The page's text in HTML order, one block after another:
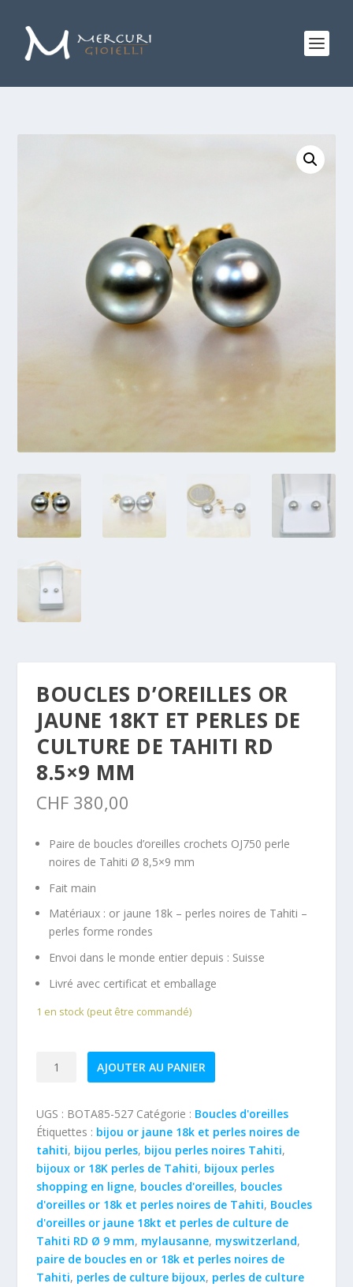
BOUCLES D’OREILLES OR
JAUNE 18KT ET PERLES DE
CULTURE DE TAHITI RD
8.5×9 MM
CHF 380,00
Paire de boucles d’oreilles crochets OJ750 perle
noires de Tahiti Ø 8,5×9 mm
Fait main
Matériaux : or jaune 18k – perles noires de Tahiti –
perles forme rondes
Envoi dans le monde entier depuis : Suisse
Livré avec certificat et emballage
1 en stock (peut être commandé)
quantité
d'oreilles
or
jaune
18kt
et
perles
de
culture
de
Tahiti
AJOUTER AU PANIER
UGS : BOTA85-527 Catégorie : Boucles d'oreilles
Étiquettes : bijou or jaune 18k et perles noires de
tahiti, bijou perles, bijou perles noires Tahiti,
bijoux or 18K perles de Tahiti, bijoux perles
shopping en ligne, boucles d'oreilles, boucles
d'oreilles or 18k et perles noires de Tahiti, Boucles
d'oreilles or jaune 18kt et perles de culture de
Tahiti RD Ø 9 mm, mylausanne, myswitzerland,
paire de boucles en or 18k et perles noires de
Tahiti, perles de culture bijoux, perles de culture